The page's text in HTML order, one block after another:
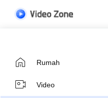
Rumah
Video